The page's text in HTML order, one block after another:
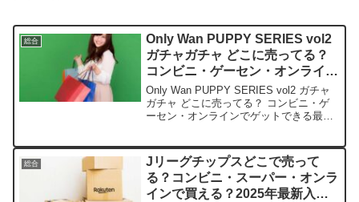
総合
Only Wan PUPPY SERIES vol2
ガチャガチャ どこに売ってる？
コンビニ・ゲーセン・オンライン
でゲットできる最新情報！
Only Wan PUPPY SERIES vol2 ガチャ
ガチャ どこに売ってる？ コンビニ・ゲ
ーセン・オンラインでゲットできる最新
均的な値段、...
総合
Jリーグチップスどこで売って
る？コンビニ・スーパー・オンラ
インで買える？2025年最新入手